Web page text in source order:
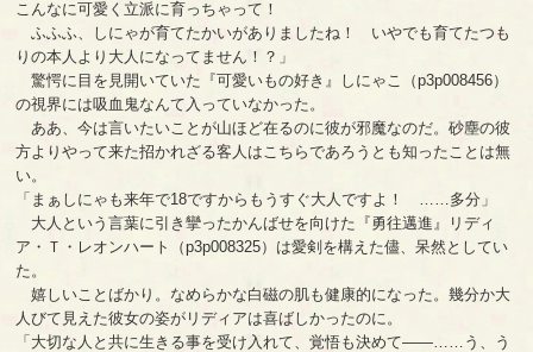
こんなに可愛く立派に育っちゃって！
ふふふ、しにゃが育てたかいがありましたね！ いやでも育てたつも
りの本人より大人になってません！？」
驚愕に目を見開いていた『可愛いもの好き』しにゃこ（p3p008456）
の視界には吸血鬼なんて入っていなかった。
ああ、今は言いたいことが山ほど在るのに彼が邪魔なのだ。砂塵の彼
方よりやって来た招かれざる客人はこちらであろうとも知ったことは無
い。
「まぁしにゃも来年で18ですからもうすぐ大人ですよ！ ……多分」
大人という言葉に引き攣ったかんばせを向けた『勇往邁進』リディ
ア・Ｔ・レオンハート（p3p008325）は愛剣を構えた儘、呆然としてい
た。
嬉しいことばかり。なめらかな白磁の肌も健康的になった。幾分か大
人びて見えた彼女の姿がリディアは喜ばしかったのに。
「大切な人と共に生きる事を受け入れて、覚悟も決めて――……う、う